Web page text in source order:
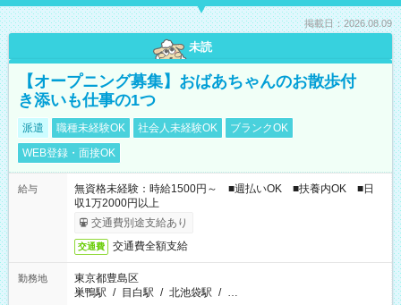
掲載日：2026.08.09
未読
【オープニング募集】おばあちゃんのお散歩付
き添いも仕事の1つ
派遣 職種未経験OK 社会人未経験OK
ブランクOK
WEB登録・面接OK
給与
無資格未経験：時給1500円～ ■週払いOK ■扶養内OK ■日
収1万2000円以上
交通費別途支給あり
交通費 交通費全額支給
勤務地
東京都豊島区
巣鴨駅 / 目白駅 / 北池袋駅 / …